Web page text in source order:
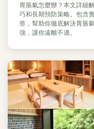
胃脹氣怎麼辦？本文詳細
巧和長期預防策略。包含
答，幫助你徹底解決胃脹
強，讓你遠離不適。